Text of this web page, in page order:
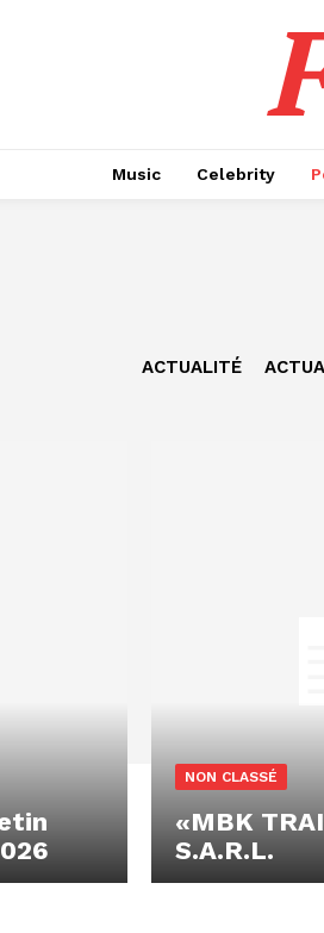
Music Celebrity
ACTUALITÉ
NON CLASSÉ
«MBK
S.A.R.L.